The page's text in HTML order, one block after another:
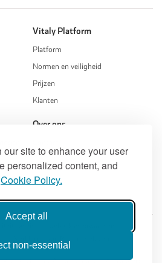
site to enhance your user
personalized content, and
Cookie Policy.
Accept all
non-essential
Vitaly Platform
Platform
Normen en veiligheid
Prijzen
Klanten
Over ons
or its affiliates. All rights reserved. All registered